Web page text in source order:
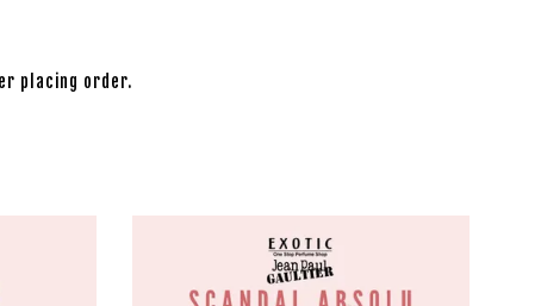
placing order.